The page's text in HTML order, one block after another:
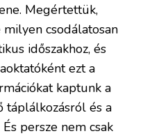
Megértettük,
csodálatosan
időszakhoz, és
ezt a
kaptunk a
és a
persze nem csak